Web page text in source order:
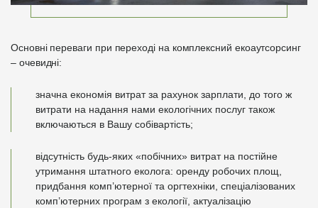
Основні переваги при переході на комплексний екоаутсорсинг
– очевидні:
значна економія витрат за рахунок зарплати, до того ж
витрати на надання нами екологічних послуг також
включаються в Вашу собівартість;
відсутність будь-яких «побічних» витрат на постійне
утримання штатного еколога: оренду робочих площ,
придбання комп’ютерної та оргтехніки, спеціалізованих
комп’ютерних програм з екології, актуалізацію